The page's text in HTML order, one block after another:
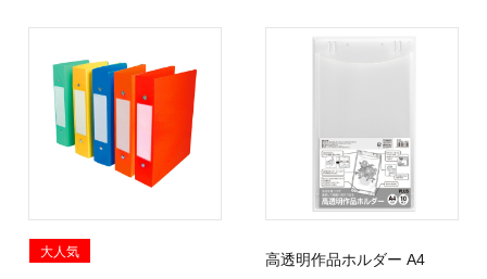
大人気 高透明作品ホルダー A4